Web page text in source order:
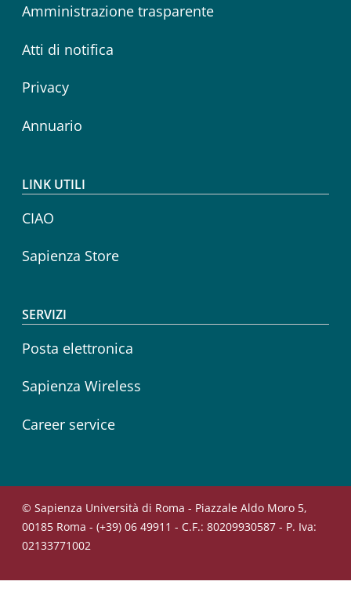
Amministrazione trasparente
Atti di notifica
Privacy
Annuario
LINK UTILI
CIAO
Sapienza Store
SERVIZI
Posta elettronica
Sapienza Wireless
Career service
© Sapienza Università di Roma - Piazzale Aldo Moro 5,
00185 Roma - (+39) 06 49911 - C.F.: 80209930587 - P. Iva:
02133771002